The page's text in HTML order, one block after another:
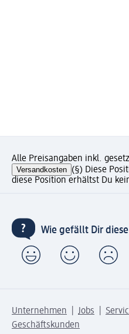
Alle Preisangaben inkl.
Versandkosten (§) Diese
diese Position erhältst Du
Wie gefällt Dir diese
Unternehmen Jobs
Geschäftskunden